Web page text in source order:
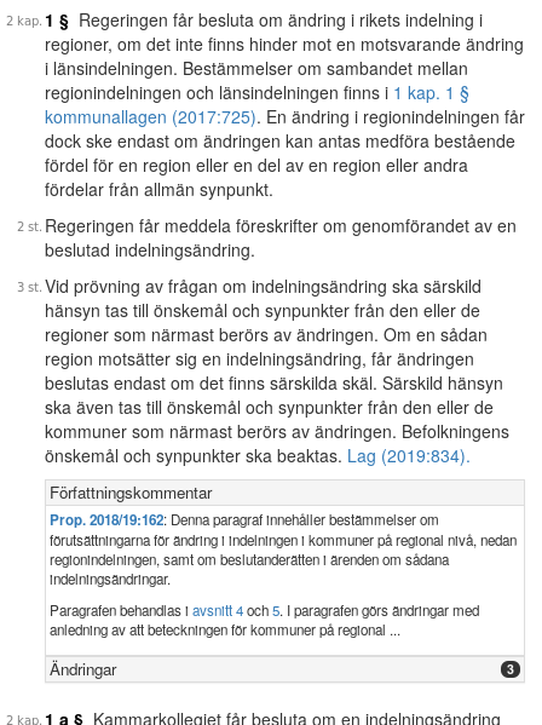
1 § Regeringen får besluta om ändring i rikets indelning i
regioner, om det inte finns hinder mot en motsvarande ändring
i länsindelningen. Bestämmelser om sambandet mellan
regionindelningen och länsindelningen finns i 1 kap. 1 §
kommunallagen (2017:725). En ändring i regionindelningen får
dock ske endast om ändringen kan antas medföra bestående
fördel för en region eller en del av en region eller andra
fördelar från allmän synpunkt.
Regeringen får meddela föreskrifter om genomförandet av en
beslutad indelningsändring.
Vid prövning av frågan om indelningsändring ska särskild
hänsyn tas till önskemål och synpunkter från den eller de
regioner som närmast berörs av ändringen. Om en sådan
region motsätter sig en indelningsändring, får ändringen
beslutas endast om det finns särskilda skäl. Särskild hänsyn
ska även tas till önskemål och synpunkter från den eller de
kommuner som närmast berörs av ändringen. Befolkningens
önskemål och synpunkter ska beaktas. Lag (2019:834).
Författningskommentar
Prop. 2018/19:162: Denna paragraf innehåller bestämmelser om
förutsättningarna för ändring i indelningen i kommuner på regional nivå, nedan
regionindelningen, samt om beslutanderätten i ärenden om sådana
indelningsändringar.
Paragrafen behandlas i avsnitt 4och5. I paragrafen görs ändringar med
anledning av att beteckningen för kommuner på regional ...
Ändringar 3
1 a § Kammarkollegiet får besluta om en indelningsändring